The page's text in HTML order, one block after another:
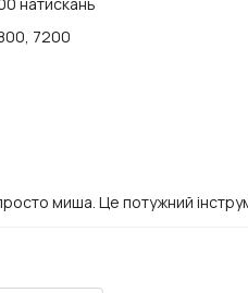
7200
миша. Це потужний